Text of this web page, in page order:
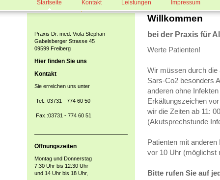
Startseite Kontakt Leistungen Impressum
Praxis Dr. med. Viola Stephan
Gabelsberger Strasse 45
09599 Freiberg
Hier finden Sie uns
Kontakt
Sie erreichen uns unter
Tel.: 03731 - 774 60 50
Fax.:03731 - 774 60 51
Öffnungszeiten
Montag und Donnerstag
7:30 Uhr bis 12:30 Uhr
und 14 Uhr bis 18 Uhr,
Willkommen
bei der Praxis für
Werte Patienten!
Wir müssen durch die
Sars-Co2 besonders
anderen ohne
Erkältungszeichen
wir die Zeiten ab 11:
(Akutsprechstunde
Patienten mit
vor 10 Uhr (möglichst
Bitte rufen Sie auf